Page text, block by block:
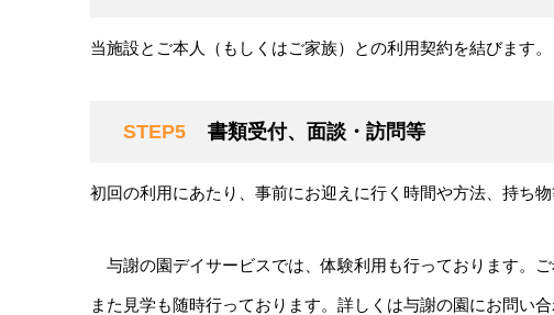
当施設とご本人（もしくはご家族）との利用契約を結びます。
STEP5 書類受付、面談・訪問等
初回の利用にあたり、事前にお迎えに行く時間や方法、持ち
与謝の園デイサービスでは、体験利用も行っております。
また見学も随時行っております。詳しくは与謝の園にお問い合